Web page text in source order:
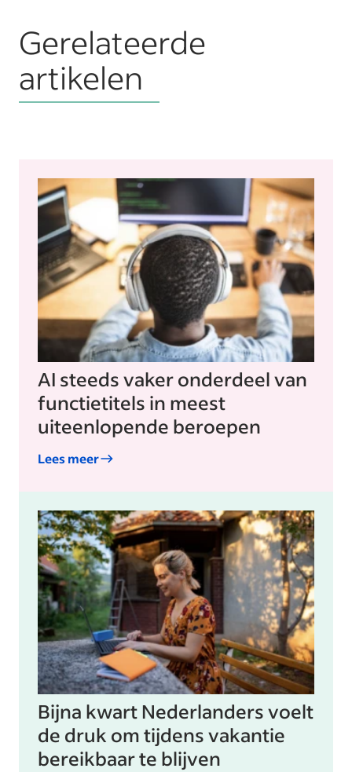
Gerelateerde
artikelen
AI steeds vaker onderdeel van
functietitels in meest
uiteenlopende beroepen
Lees meer
Bijna kwart Nederlanders voelt
de druk om tijdens vakantie
bereikbaar te blijven